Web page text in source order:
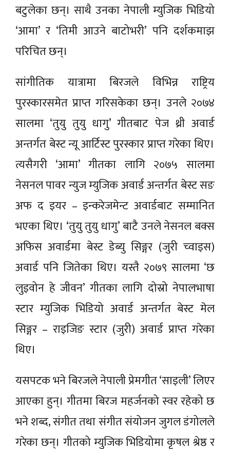
बटुलेका छन्। साथै उनका नेपाली म्युजिक भिडियो
‘आमा’ र ‘तिमी आउने बाटोभरी’ पनि दर्शकमाझ
परिचित छन्।
सांगीतिक यात्रामा बिरजले विभिन्न राष्ट्रिय
पुरस्कारसमेत प्राप्त गरिसकेका छन्। उनले २०७४
सालमा ‘तुयु तुयु धागु’ गीतबाट पेज थ्री अवार्ड
अन्तर्गत बेस्ट न्यू आर्टिस्ट पुरस्कार प्राप्त गरेका थिए।
त्यसैगरी ‘आमा’ गीतका लागि २०७५ सालमा
नेसनल पावर न्युज म्युजिक अवार्ड अन्तर्गत बेस्ट सङ
अफ द इयर – इन्करेजमेन्ट अवार्डबाट सम्मानित
भएका थिए। ‘तुयु तुयु धागु’ बाटै उनले नेसनल बक्स
अफिस अवार्डमा बेस्ट डेब्यु सिङ्गर (जुरी च्वाइस)
अवार्ड पनि जितेका थिए। यस्तै २०७९ सालमा ‘छ
लुइवोन हे जीवन’ गीतका लागि दोस्रो नेपालभाषा
स्टार म्युजिक भिडियो अवार्ड अन्तर्गत बेस्ट मेल
सिङ्गर – राइजिङ स्टार (जुरी) अवार्ड प्राप्त गरेका
थिए।
यसपटक भने बिरजले नेपाली प्रेमगीत ‘साइली’ लिएर
आएका हुन्। गीतमा बिरज महर्जनको स्वर रहेको छ
भने शब्द, संगीत तथा संगीत संयोजन जुगल डंगोलले
गरेका छन्। गीतको म्युजिक भिडियोमा कृषल श्रेष्ठ र